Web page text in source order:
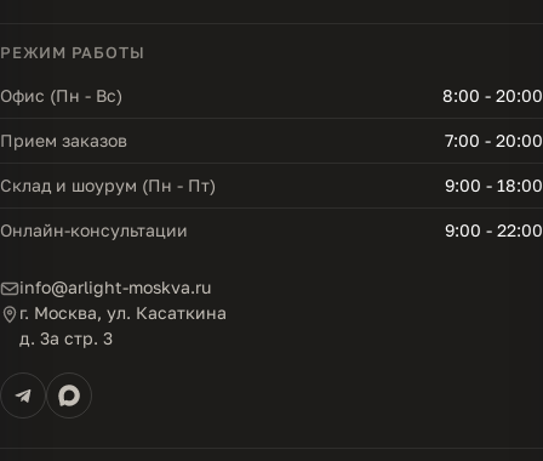
РЕЖИМ РАБОТЫ
Офис (Пн - Вс) 8:00 - 20:00
Прием заказов 7:00 - 20:00
Склад и шоурум (Пн - Пт) 9:00 - 18:00
Онлайн-консультации 9:00 - 22:00
info@arlight-moskva.ru
г. Москва, ул. Касаткина
д. 3а стр. 3